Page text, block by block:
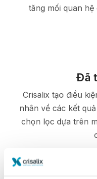
tăng mối quan
Đã
Crisalix tạo điều
nhân về các kết
chọn lọc dựa trên